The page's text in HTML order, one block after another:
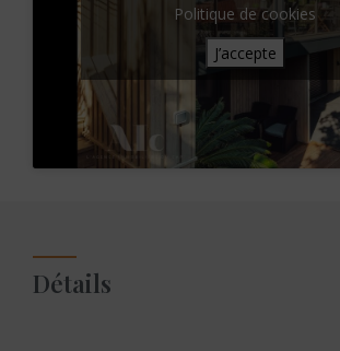
Politique de cookies
J’accepte
Détails